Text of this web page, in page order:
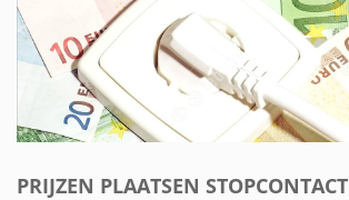
PRIJZEN PLAATSEN STOPCONTACT